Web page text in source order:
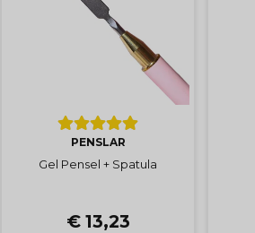
PENSLAR
Gel Pensel + Spatula
€ 13,23